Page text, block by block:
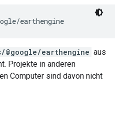
earthengine
@google/earthengine aus
Projekte in anderen
Computer sind davon nicht